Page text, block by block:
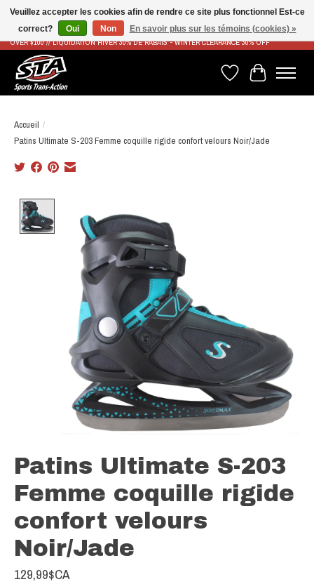
LIVRAISON RAPIDE ET GRATUITE À PARTIR DE 100$ - FAST & FREE SHIPPING ON ORDERS
OVER $100 // LIQUIDATION HIVER 30% DE RABAIS - WINTER CLEARANCE 30% OFF
Liste de souhaits
Panier
Accueil /
Patins Ultimate S-203 Femme coquille rigide confort velours Noir/Jade
Patins Ultimate S-203
Femme coquille rigide
confort velours
Noir/Jade
129,99$CA
Veuillez accepter les cookies afin de rendre ce site plus fonctionnel Est-ce
correct?
Oui Non En savoir plus sur les témoins (cookies) »